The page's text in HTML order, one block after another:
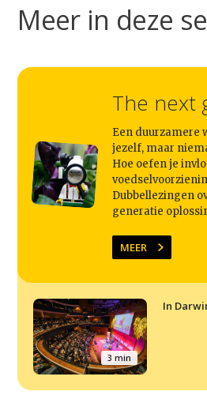
Meer in deze
The next
Een duurzamere
jezelf, maar
Hoe oefen je
Dubbellezingen
generatie
MEER
3 min
In